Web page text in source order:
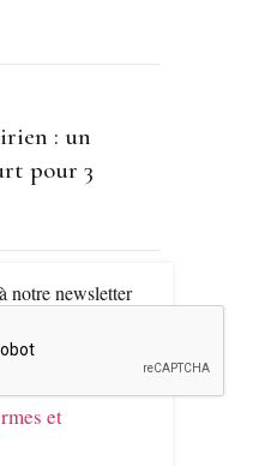
: un
pour 3
notre newsletter
et